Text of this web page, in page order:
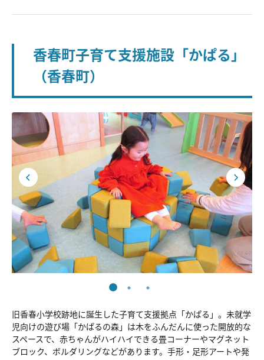
香春町子育て支援施設「かぱる」
（香春町）
旧香春小学校跡地に誕生した子育て支援拠点「かぱる」。未就学
児向けの遊び場「かぱるの森」は木をふんだんに使った開放的な
スペースで、赤ちゃんがハイハイできる畳コーナーやマグネット
ブロック、ボルダリングなどがあります。手形・足形アートや発